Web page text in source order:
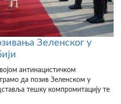
Зеленског у
антинацистичком
да позив Зеленском у
тешку компромитацију те